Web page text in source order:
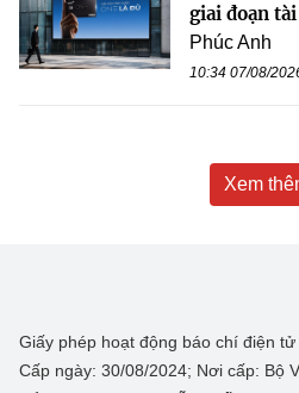
giai đoạn
Phúc Anh
10:34 07/08/
Xem
Giấy phép hoạt động báo chí điện
Cấp ngày: 30/08/2024; Nơi cấp: Bộ